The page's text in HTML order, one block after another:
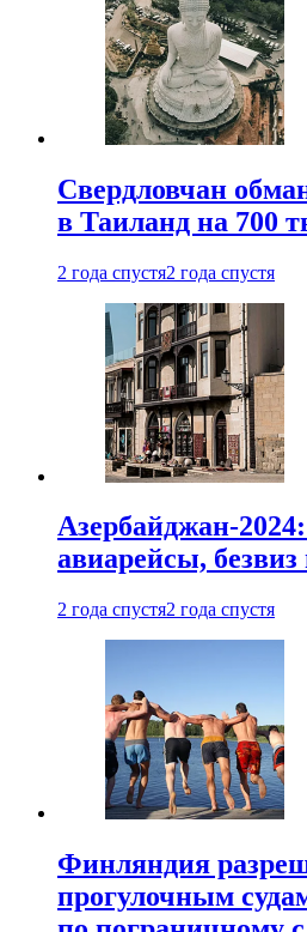
Свердловчан
в Таиланд на 700
2 года спустя2 года спустя
Азербайджан-
авиарейсы,
2 года спустя2 года спустя
Финляндия
прогулочным